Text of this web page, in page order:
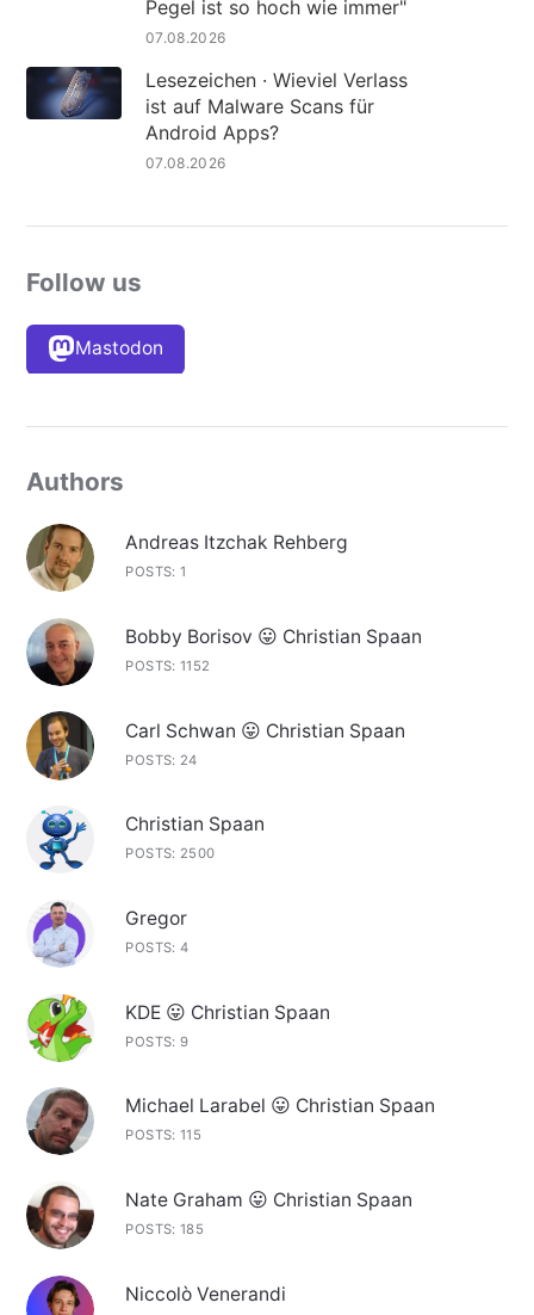
Pegel ist so hoch wie immer"
07.08.2026
Lesezeichen · Wieviel Verlass
ist auf Malware Scans für
Android Apps?
07.08.2026
Follow us
Mastodon
Authors
Andreas Itzchak Rehberg
POSTS: 1
Bobby Borisov 😛 Christian Spaan
POSTS: 1152
Carl Schwan 😛 Christian Spaan
POSTS: 24
Christian Spaan
POSTS: 2500
Gregor
POSTS: 4
KDE 😛 Christian Spaan
POSTS: 9
Michael Larabel 😛 Christian Spaan
POSTS: 115
Nate Graham 😛 Christian Spaan
POSTS: 185
Niccolò Venerandi